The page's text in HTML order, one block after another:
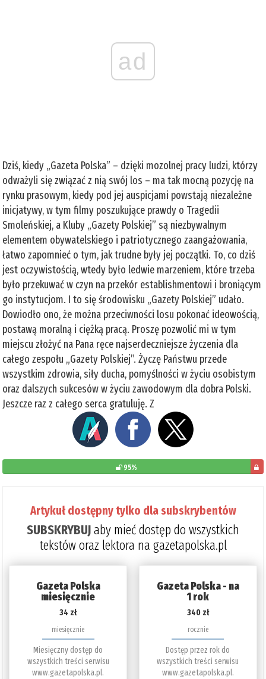
ad
Dziś, kiedy „Gazeta Polska” – dzięki mozolnej pracy ludzi, którzy
odważyli się związać z nią swój los – ma tak mocną pozycję na
rynku prasowym, kiedy pod jej auspicjami powstają niezależne
inicjatywy, w tym filmy poszukujące prawdy o Tragedii
Smoleńskiej, a Kluby „Gazety Polskiej” są niezbywalnym
elementem obywatelskiego i patriotycznego zaangażowania,
łatwo zapomnieć o tym, jak trudne były jej początki. To, co dziś
jest oczywistością, wtedy było ledwie marzeniem, które trzeba
było przekuwać w czyn na przekór establishmentowi i broniącym
go instytucjom. I to się środowisku „Gazety Polskiej” udało.
Dowiodło ono, że można przeciwności losu pokonać ideowością,
postawą moralną i ciężką pracą. Proszę pozwolić mi w tym
miejscu złożyć na Pana ręce najserdeczniejsze życzenia dla
całego zespołu „Gazety Polskiej”. Życzę Państwu przede
wszystkim zdrowia, siły ducha, pomyślności w życiu osobistym
oraz dalszych sukcesów w życiu zawodowym dla dobra Polski.
Jeszcze raz z całego serca gratuluję. Z
95%
Artykuł dostępny tylko dla subskrybentów
SUBSKRYBUJaby mieć dostęp do wszystkich
tekstów oraz lektora na gazetapolska.pl
Gazeta Polska
miesięcznie
34 zł
miesięcznie
Miesięczny dostęp do
wszystkich treści serwisu
www.gazetapolska.pl.
Gazeta Polska - na
1 rok
340 zł
rocznie
Dostęp przez rok do
wszystkich treści serwisu
www.gazetapolska.pl.